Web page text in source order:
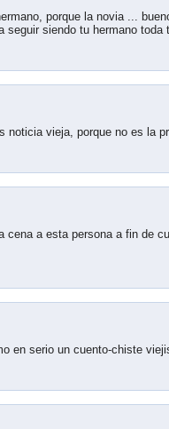
porque la novia ...
seguir siendo tu hermano
noticia vieja, porque no es la
cena a esta persona a fin de
en serio un cuento-chiste